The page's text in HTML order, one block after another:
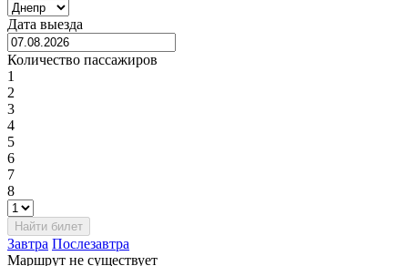
Дата выезда
Количество пассажиров
1
2
3
4
5
6
7
8
Завтра Послезавтра
Маршрут не существует